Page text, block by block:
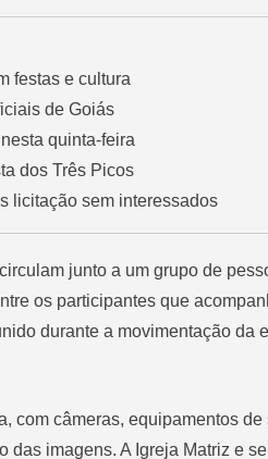
festas e cultura
de Goiás
quinta-feira
dos Três Picos
licitação sem interessados
junto a um grupo de
os participantes que
durante a movimentação da
com câmeras, equipamentos
imagens. A Igreja Matriz e